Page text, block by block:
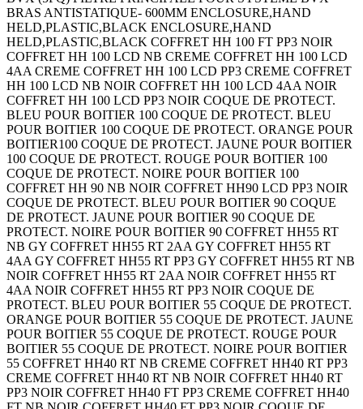
BRAS ANTISTATIQUE- 600MM ENCLOSURE,HAND
HELD,PLASTIC,BLACK ENCLOSURE,HAND
HELD,PLASTIC,BLACK COFFRET HH 100 FT PP3 NOIR
COFFRET HH 100 LCD NB CREME COFFRET HH 100 LCD
4AA CREME COFFRET HH 100 LCD PP3 CREME COFFRET
HH 100 LCD NB NOIR COFFRET HH 100 LCD 4AA NOIR
COFFRET HH 100 LCD PP3 NOIR COQUE DE PROTECT.
BLEU POUR BOITIER 100 COQUE DE PROTECT. BLEU
POUR BOITIER 100 COQUE DE PROTECT. ORANGE POUR
BOITIER100 COQUE DE PROTECT. JAUNE POUR BOITIER
100 COQUE DE PROTECT. ROUGE POUR BOITIER 100
COQUE DE PROTECT. NOIRE POUR BOITIER 100
COFFRET HH 90 NB NOIR COFFRET HH90 LCD PP3 NOIR
COQUE DE PROTECT. BLEU POUR BOITIER 90 COQUE
DE PROTECT. JAUNE POUR BOITIER 90 COQUE DE
PROTECT. NOIRE POUR BOITIER 90 COFFRET HH55 RT
NB GY COFFRET HH55 RT 2AA GY COFFRET HH55 RT
4AA GY COFFRET HH55 RT PP3 GY COFFRET HH55 RT NB
NOIR COFFRET HH55 RT 2AA NOIR COFFRET HH55 RT
4AA NOIR COFFRET HH55 RT PP3 NOIR COQUE DE
PROTECT. BLEU POUR BOITIER 55 COQUE DE PROTECT.
ORANGE POUR BOITIER 55 COQUE DE PROTECT. JAUNE
POUR BOITIER 55 COQUE DE PROTECT. ROUGE POUR
BOITIER 55 COQUE DE PROTECT. NOIRE POUR BOITIER
55 COFFRET HH40 RT NB CREME COFFRET HH40 RT PP3
CREME COFFRET HH40 RT NB NOIR COFFRET HH40 RT
PP3 NOIR COFFRET HH40 FT PP3 CREME COFFRET HH40